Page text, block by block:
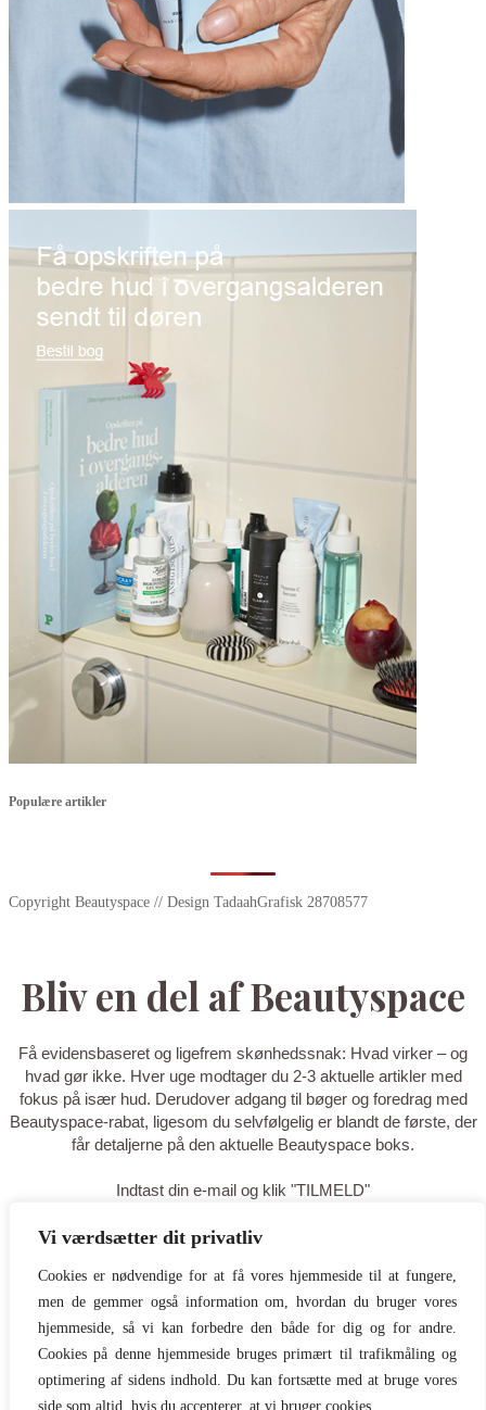
Vi værdsætter dit privatliv
Cookies er nødvendige for at få vores hjemmeside til at fungere,
men de gemmer også information om, hvordan du bruger vores
hjemmeside, så vi kan forbedre den både for dig og for andre.
Cookies på denne hjemmeside bruges primært til trafikmåling og
optimering af sidens indhold. Du kan fortsætte med at bruge vores
side som altid, hvis du accepterer, at vi bruger cookies.
Populære artikler
Copyright Beautyspace // Design TadaahGrafisk 28708577
Bliv en del af Beautyspace
Få evidensbaseret og ligefrem skønhedssnak: Hvad virker – og
hvad gør ikke. Hver uge modtager du 2-3 aktuelle artikler med
fokus på især hud. Derudover adgang til bøger og foredrag med
Beautyspace-rabat, ligesom du selvfølgelig er blandt de første, der
får detaljerne på den aktuelle Beautyspace boks.
Indtast din e-mail og klik "TILMELD"
TILMELD
Tak for din tilmelding - du er nu på
listen! Tilføj gerne
hello@beautyspace.dk til dine